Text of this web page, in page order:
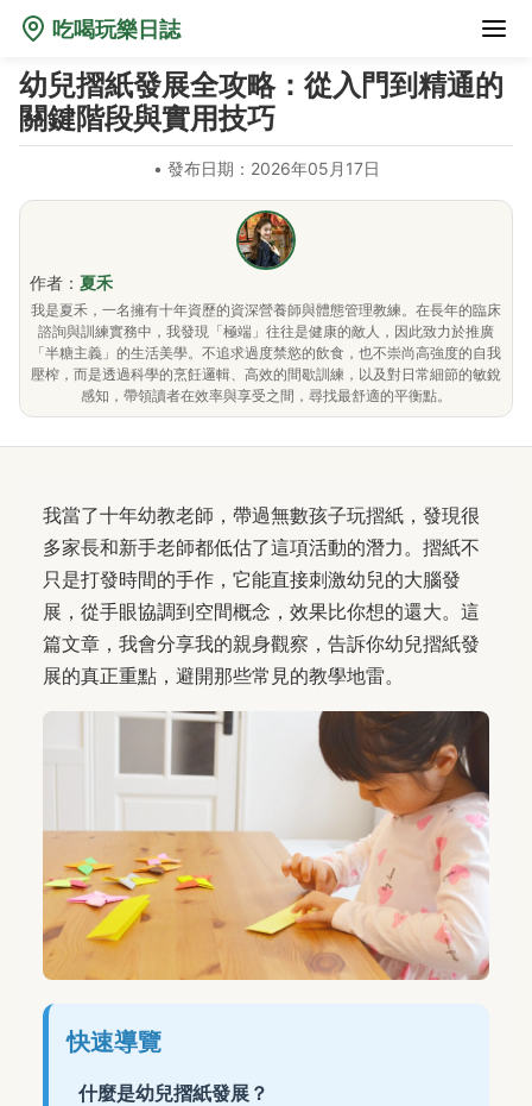
吃喝玩樂日誌
幼兒摺紙發展全攻略：從入門到精通的
關鍵階段與實用技巧
• 發布日期：2026年05月17日
作者： 夏禾
我是夏禾，一名擁有十年資歷的資深營養師與體態管理教練。在長年的臨床
諮詢與訓練實務中，我發現「極端」往往是健康的敵人，因此致力於推廣
「半糖主義」的生活美學。不追求過度禁慾的飲食，也不崇尚高強度的自我
壓榨，而是透過科學的烹飪邏輯、高效的間歇訓練，以及對日常細節的敏銳
感知，帶領讀者在效率與享受之間，尋找最舒適的平衡點。
我當了十年幼教老師，帶過無數孩子玩摺紙，發現很
多家長和新手老師都低估了這項活動的潛力。摺紙不
只是打發時間的手作，它能直接刺激幼兒的大腦發
展，從手眼協調到空間概念，效果比你想的還大。這
篇文章，我會分享我的親身觀察，告訴你幼兒摺紙發
展的真正重點，避開那些常見的教學地雷。
快速導覽
什麼是幼兒摺紙發展？